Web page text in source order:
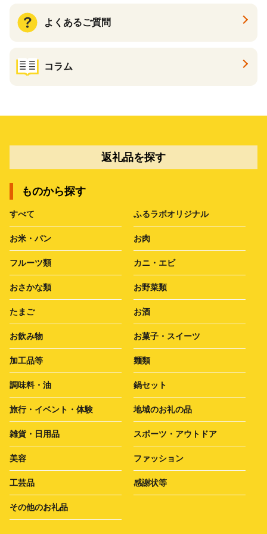
よくあるご質問
コラム
返礼品を探す
ものから探す
すべて ふるラボオリジナル
お米・パン お肉
フルーツ類 カニ・エビ
おさかな類 お野菜類
たまご お酒
お飲み物 お菓子・スイーツ
加工品等 麺類
調味料・油 鍋セット
旅行・イベント・体験 地域のお礼の品
雑貨・日用品 スポーツ・アウトドア
美容 ファッション
工芸品 感謝状等
その他のお礼品